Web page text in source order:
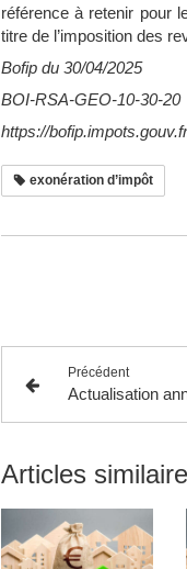
référence à retenir pour
titre de l’imposition des
Bofip du 30/04/2025
BOI-RSA-GEO-10-30-20
https://
exonération d’impôt
Précédent
Articles